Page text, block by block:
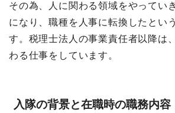
その為、人に関わる領域をやってい
になり、職種を人事に転換したとい
す。税理士法人の事業責任者以降は
わる仕事をしています。
入隊の背景と在職時の職務内容